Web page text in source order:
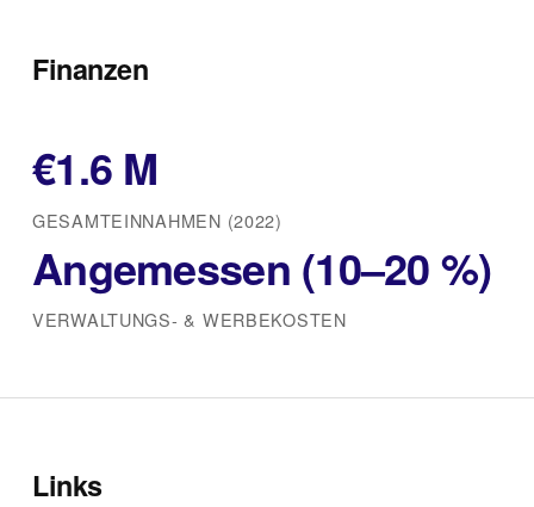
Finanzen
€1.6 M
GESAMTEINNAHMEN (2022)
Angemessen (10–20 %)
VERWALTUNGS‑ & WERBEKOSTEN
Links